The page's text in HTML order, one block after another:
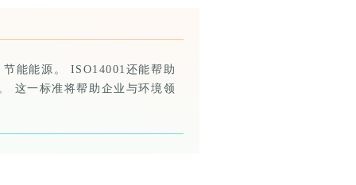
能能源。 ISO14001还能帮助
这一标准将帮助企业与环境领